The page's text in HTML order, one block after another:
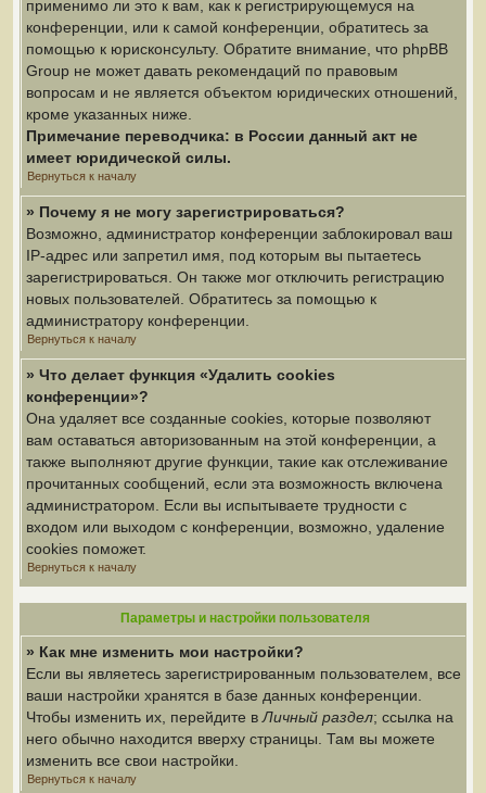
применимо ли это к вам, как к регистрирующемуся на
конференции, или к самой конференции, обратитесь за
помощью к юрисконсульту. Обратите внимание, что phpBB
Group не может давать рекомендаций по правовым
вопросам и не является объектом юридических отношений,
кроме указанных ниже.
Примечание переводчика: в России данный акт не
имеет юридической силы.
Вернуться к началу
» Почему я не могу зарегистрироваться?
Возможно, администратор конференции заблокировал ваш
IP-адрес или запретил имя, под которым вы пытаетесь
зарегистрироваться. Он также мог отключить регистрацию
новых пользователей. Обратитесь за помощью к
администратору конференции.
Вернуться к началу
» Что делает функция «Удалить cookies
конференции»?
Она удаляет все созданные cookies, которые позволяют
вам оставаться авторизованным на этой конференции, а
также выполняют другие функции, такие как отслеживание
прочитанных сообщений, если эта возможность включена
администратором. Если вы испытываете трудности с
входом или выходом с конференции, возможно, удаление
cookies поможет.
Вернуться к началу
Параметры и настройки пользователя
» Как мне изменить мои настройки?
Если вы являетесь зарегистрированным пользователем, все
ваши настройки хранятся в базе данных конференции.
Чтобы изменить их, перейдите в Личный раздел; ссылка на
него обычно находится вверху страницы. Там вы можете
изменить все свои настройки.
Вернуться к началу